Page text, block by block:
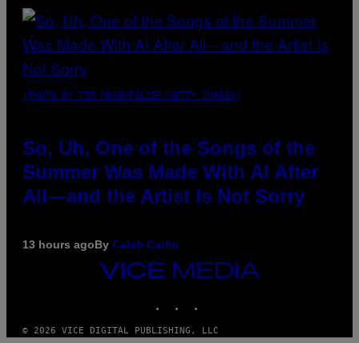
(PHOTO BY TIM MOSENFELDER/GETTY IMAGES)
So, Uh, One of the Songs of the
Summer Was Made With AI After
All—and the Artist Is Not Sorry
13 hours agoBy Caleb Catlin
VICE
MEDIA
© 2026 VICE DIGITAL PUBLISHING, LLC